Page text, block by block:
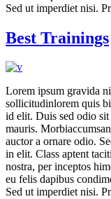
Sed ut imperdiet nisi.
Best Trainings
Lorem ipsum gravida
sollicitudinlorem quis
id elit. Duis sed odio sit
mauris.
auctor a ornare odio.
in elit. Class aptent
nostra, per inceptos
eu felis dapibus
Sed ut imperdiet nisi.